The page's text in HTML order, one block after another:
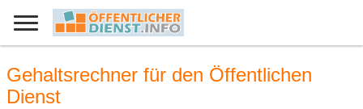
Gehaltsrechner für den Öffentlichen
Dienst